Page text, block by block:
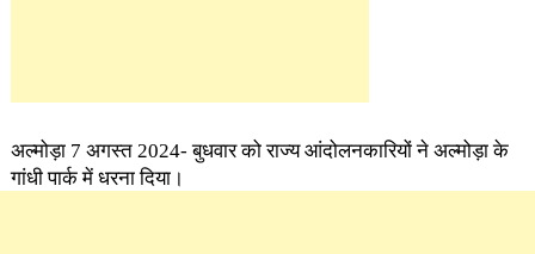
अल्मोड़ा 7 अगस्त 2024- बुधवार को राज्य आंदोलनकारियों ने अल्मोड़ा के
गांधी पार्क में धरना दिया।